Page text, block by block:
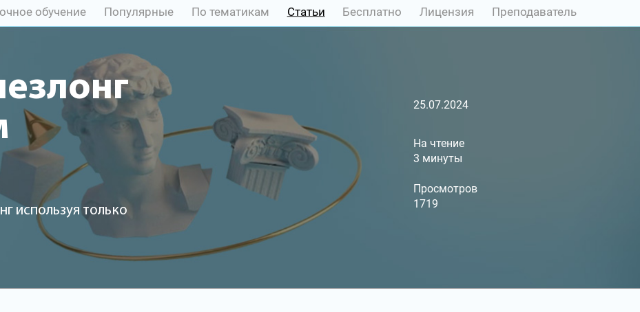
обучение Популярные По тематикам Статьи Бесплатно Лицензия Преподаватель
используя только
25.07.2024
На чтение
3 минуты
Просмотров
1719